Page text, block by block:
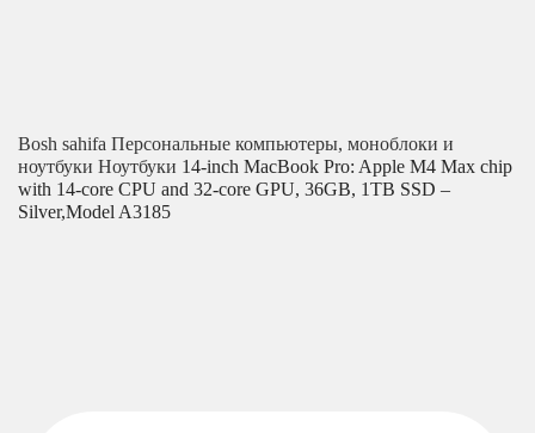
Bosh sahifa Персональные компьютеры, моноблоки и
ноутбуки Ноутбуки 14-inch MacBook Pro: Apple M4 Max chip
with 14‑core CPU and 32‑core GPU, 36GB, 1TB SSD –
Silver,Model A3185